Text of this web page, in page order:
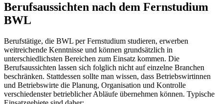
Berufsaussichten nach dem Fernstudium
BWL
Berufstätige, die BWL per Fernstudium studieren, erwerben
weitreichende Kenntnisse und können grundsätzlich in
unterschiedlichsten Bereichen zum Einsatz kommen. Die
Berufsaussichten lassen sich folglich nicht auf einzelne Branchen
beschränken. Stattdessen sollte man wissen, dass Betriebswirtinnen
und Betriebswirte die Planung, Organisation und Kontrolle
verschiedenster betrieblicher Abläufe übernehmen können. Typische